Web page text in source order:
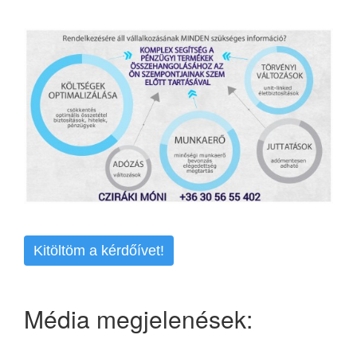
Kitöltöm a kérdőívet!
Média megjelenések: